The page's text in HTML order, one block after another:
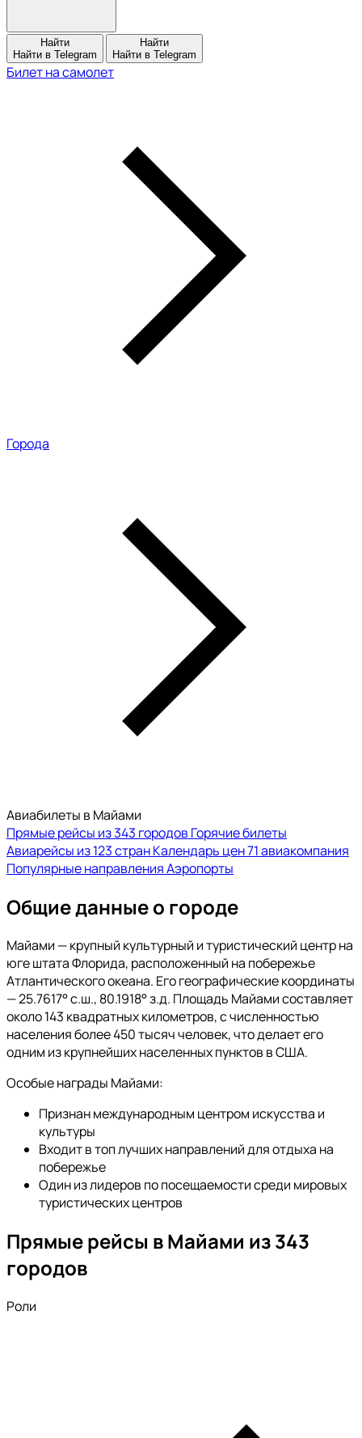
Найти
Найти в Telegram
Найти
Найти в Telegram
Билет на самолет
Города
Авиабилеты в Майами
Прямые рейсы из 343 городов Горячие билеты
Авиарейсы из 123 странКалендарь цен71 авиакомпания
Популярные направленияАэропорты
Общие данные о городе
Майами — крупный культурный и туристический центр на
юге штата Флорида, расположенный на побережье
Атлантического океана. Его географические координаты
— 25.7617° с.ш., 80.1918° з.д. Площадь Майами составляет
около 143 квадратных километров, с численностью
населения более 450 тысяч человек, что делает его
одним из крупнейших населенных пунктов в США.
Особые награды Майами:
Признан международным центром искусства и
культуры
Входит в топ лучших направлений для отдыха на
побережье
Один из лидеров по посещаемости среди мировых
туристических центров
Прямые рейсы в Майами из 343
городов
Роли